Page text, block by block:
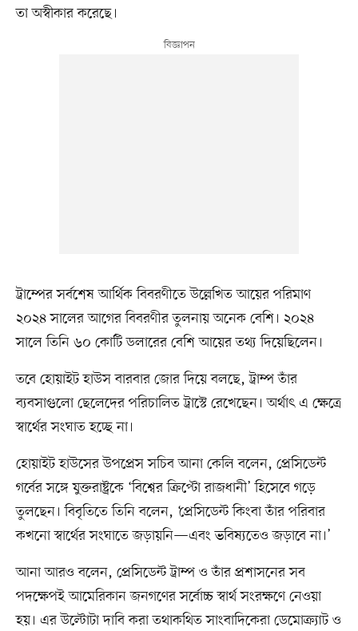
তা অস্বীকার করেছে।
ট্রাম্পের সর্বশেষ আর্থিক বিবরণীতে উল্লেখিত আয়ের পরিমাণ
২০২৪ সালের আগের বিবরণীর তুলনায় অনেক বেশি। ২০২৪
সালে তিনি ৬০ কোটি ডলারের বেশি আয়ের তথ্য দিয়েছিলেন।
তবে হোয়াইট হাউস বারবার জোর দিয়ে বলছে, ট্রাম্প তাঁর
ব্যবসাগুলো ছেলেদের পরিচালিত ট্রাস্টে রেখেছেন। অর্থাৎ এ ক্ষেত্রে
স্বার্থের সংঘাত হচ্ছে না।
হোয়াইট হাউসের উপপ্রেস সচিব আনা কেলি বলেন, প্রেসিডেন্ট
গর্বের সঙ্গে যুক্তরাষ্ট্রকে ‘বিশ্বের ক্রিপ্টো রাজধানী’ হিসেবে গড়ে
তুলছেন। বিবৃতিতে তিনি বলেন, ‘প্রেসিডেন্ট কিংবা তাঁর পরিবার
কখনো স্বার্থের সংঘাতে জড়ায়নি—এবং ভবিষ্যতেও জড়াবে না।’
আনা আরও বলেন, প্রেসিডেন্ট ট্রাম্প ও তাঁর প্রশাসনের সব
পদক্ষেপই আমেরিকান জনগণের সর্বোচ্চ স্বার্থ সংরক্ষণে নেওয়া
হয়। এর উল্টোটা দাবি করা তথাকথিত সাংবাদিকেরা ডেমোক্র্যাট ও